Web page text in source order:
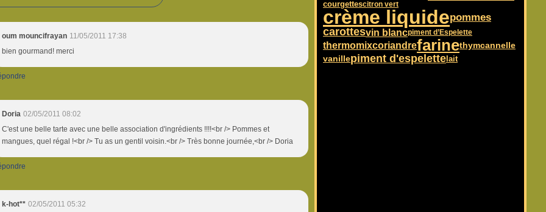
oum mouncifrayan 11/05/2011 17:38
bien gourmand! merci
Doria 02/05/2011 08:02
C'est une belle tarte avec une belle association d'ingrédients !!!!<br /> Pommes et
mangues, quel régal !<br /> Tu as un gentil voisin.<br /> Très bonne journée,<br /> Doria
k-hot** 02/05/2011 05:32
courgettescitron vert
crème liquidepommes
carottesvin blancpiment d’Espelette
thermomixcoriandrefarinethymcannelle
vanillepiment d'espelettelait